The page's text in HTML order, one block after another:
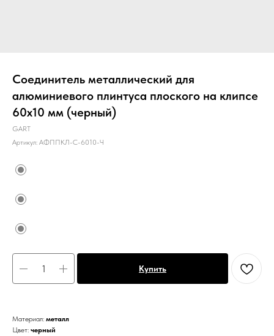
Соединитель металлический для
алюминиевого плинтуса плоского на клипсе
60х10 мм (черный)
GART
Артикул: АФППКЛ-С-6010-Ч
Купить
Материал: металл
Цвет: черный